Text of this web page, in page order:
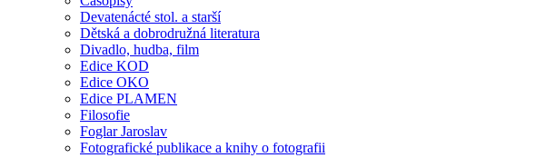
Devatenácté stol. a starší
Dětská a dobrodružná literatura
Divadlo, hudba, film
Edice KOD
Edice OKO
Edice PLAMEN
Filosofie
Foglar Jaroslav
Fotografické publikace a knihy o fotografii